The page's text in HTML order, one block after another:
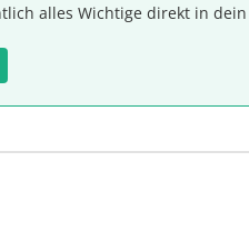
alles Wichtige direkt in dein